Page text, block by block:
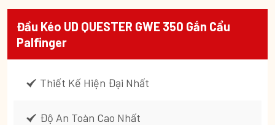
Đầu Kéo UD QUESTER GWE 350 Gắn Cẩu
Palfinger
Thiết Kế Hiện Đại Nhất
Độ An Toàn Cao Nhất